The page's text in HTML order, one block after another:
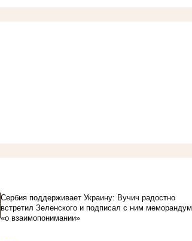
Сербия поддерживает Украину: Вучич радостно
встретил Зеленского и подписал с ним меморандум
«о взаимопонимании»